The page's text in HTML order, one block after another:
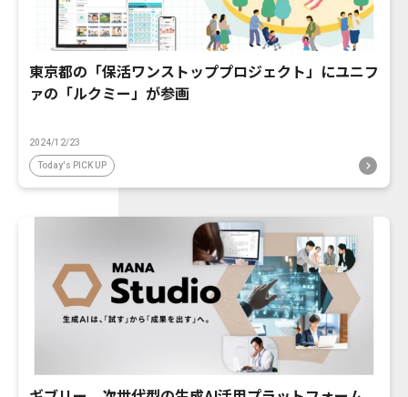
東京都の「保活ワンストッププロジェクト」にユニフ
ァの「ルクミー」が参画
2024/12/23
Today's PICK UP